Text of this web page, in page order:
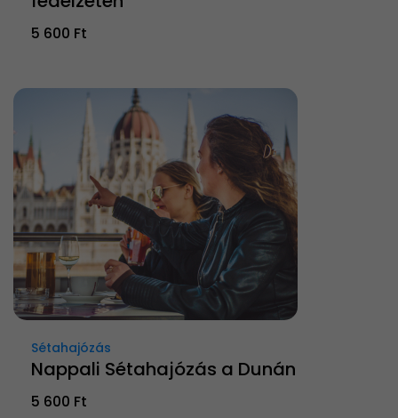
5 600 Ft
Sétahajózás
Nappali Sétahajózás a Dunán
5 600 Ft